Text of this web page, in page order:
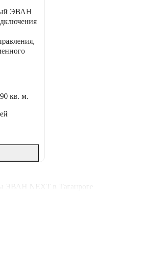
ЭВАН
90 кв. м.
ЭВАН NEXT в Таганроге